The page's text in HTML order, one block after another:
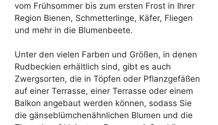
vom Frühsommer bis zum ersten Frost in Ihrer
Region Bienen, Schmetterlinge, Käfer, Fliegen
und mehr in die Blumenbeete.
Unter den vielen Farben und Größen, in denen
Rudbeckien erhältlich sind, gibt es auch
Zwergsorten, die in Töpfen oder Pflanzgefäßen
auf einer Terrasse, einer Terrasse oder einem
Balkon angebaut werden können, sodass Sie
die gänseblümchenähnlichen Blumen und die